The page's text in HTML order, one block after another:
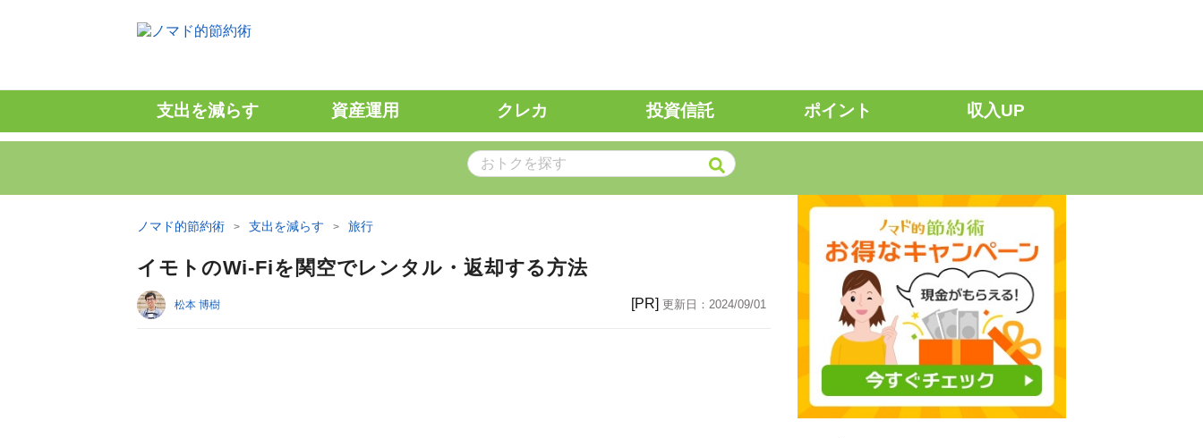
支出を減らす 資産運用 クレカ 投資信託 ポイント 収入UP
ノマド的節約術 支出を減らす 旅行
イモトのWi-Fiを関空でレンタル・返却する方法
松本 博樹 [PR] 更新日： 2024/09/01